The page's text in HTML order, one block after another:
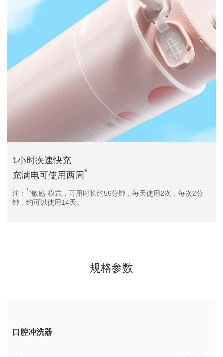
1小时疾速快充
充满电可使用两周*
注： *“敏感”模式，可用时长约56分钟，每天使用2次，每次2分
钟，约可以使用14天。
规格参数
口腔冲洗器